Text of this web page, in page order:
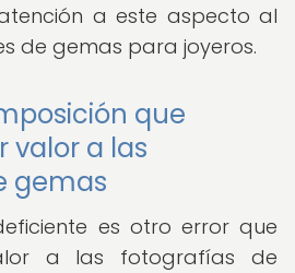
a este aspecto al
de gemas para joyeros.
que
valor a las
gemas
es otro error que
a las fotografías de